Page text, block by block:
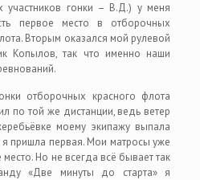
участников гонки – В.Д.) у меня
первое место в отборочных
Вторым оказался мой рулевой
Копылов, так что именно наши
отборочных красного флота
по той же дистанции, ведь ветер
моему экипажу выпала
я пришла первая. Мои матросы уже
Но не всегда всё бывает так
«Две минуты до старта» я